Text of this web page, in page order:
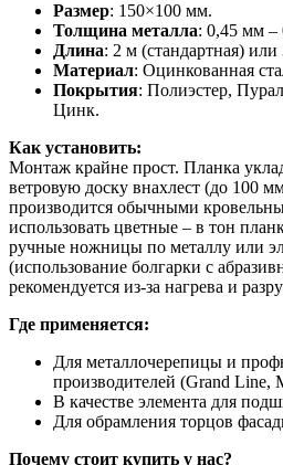
Размер: 150×100 мм.
Толщина металла: 0,45 мм –
Длина: 2 м (стандартная) или
Материал: Оцинкованная
Покрытия: Полиэстер,
Цинк.
Как установить:
Монтаж крайне прост. Планка
ветровую доску внахлест (до 100
производится обычными
использовать цветные – в тон
ручные ножницы по металлу или
(использование болгарки с
рекомендуется из-за нагрева и
Где применяется:
Для металлочерепицы и
производителей (Grand
В качестве элемента для
Для обрамления торцов
Почему стоит купить у нас?